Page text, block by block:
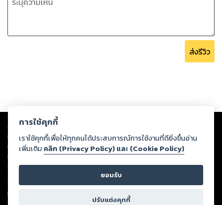
ส่งรีวิว
Copyright © 2026
ต่อผลงานหรือเนื้อหาใดที่อัปโหลดผ่านเว็บไซต์และปรากฏว่าละเมิดสิทธิใน
ทรัพย์สินทางปัญญาของบุคคลอื่นหรือขัดต่อกฎหมายและศีลธรรม ดังนั้น ผู้อ่าน
ทุกท่านโปรดใช้วิจารณญาณในการกลั่นกรองด้วยตนเอง และหากท่านพบว่าส่วน
หนึ่งส่วนใดขัดต่อกฎหมายและศีลธรรม กรุณาแจ้งมายังบริษัท เพื่อทีมงานจะได้
ดำเนินการในทันที ทั้งนี้ ทางสตอรี่ล็อกขอสงวนลิขสิทธิ์ตามพระราชบัญญัติ
ลิขสิทธิ์ พ.ศ. 2537 (ฉบับล่าสุด)
For support: member@ookbee.com
การใช้คุกกี้
เราใช้คุกกี้เพื่อให้ทุกคนได้ประสบการณ์การใช้งานที่ดียิ่งขึ้นอ่าน
เพิ่มเติม คลิก (Privacy Policy) และ (Cookie Policy)
ยอมรับ
ปรับแต่งคุกกี้